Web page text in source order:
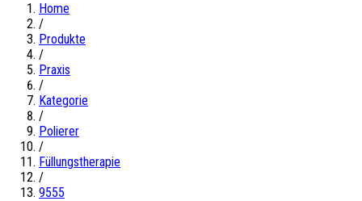
Home
/
Produkte
/
Praxis
/
Kategorie
/
Polierer
/
Füllungstherapie
/
9555